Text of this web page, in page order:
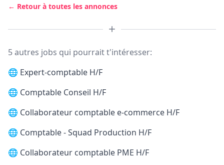
← Retour à toutes les annonces
5 autres jobs qui pourrait t'intéresser:
🌐 Expert-comptable H/F
🌐 Comptable Conseil H/F
🌐 Collaborateur comptable e-commerce H/F
🌐 Comptable - Squad Production H/F
🌐 Collaborateur comptable PME H/F